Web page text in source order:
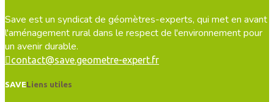
Save est un syndicat de géomètres-experts, qui met en avant
l'aménagement rural dans le respect de l'environnement pour
un avenir durable.
contact@save.geometre-expert.fr
SAVELiens utiles